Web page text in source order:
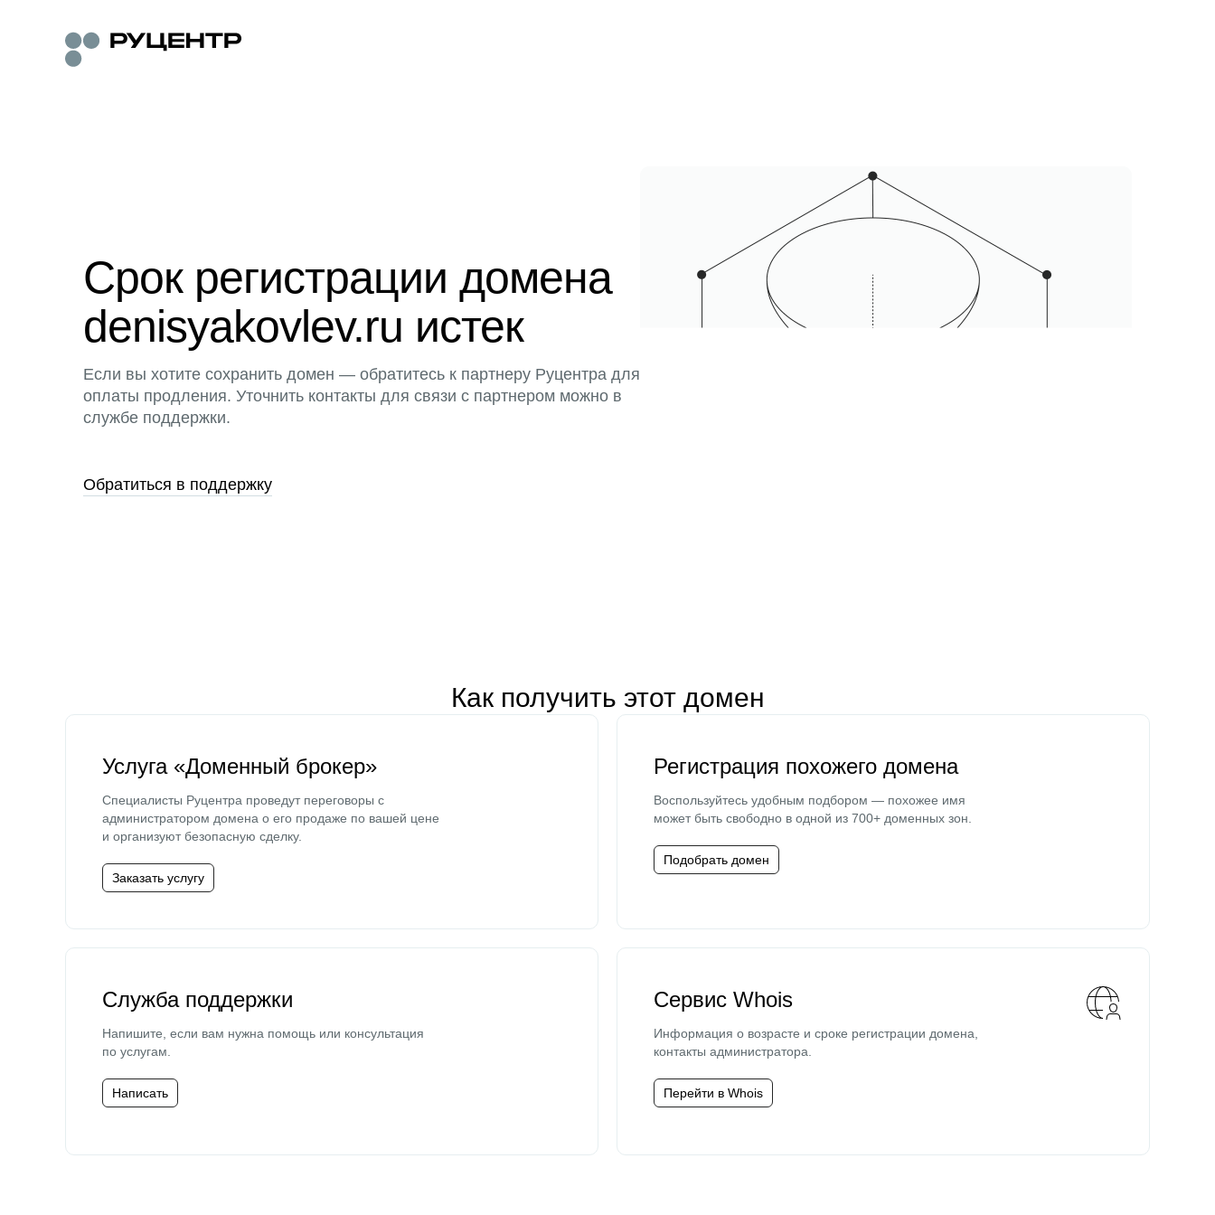
Срок регистрации домена
denisyakovlev.ru истек
Если вы хотите сохранить домен — обратитесь к партнеру Руцентра для
оплаты продления. Уточнить контакты для связи с партнером можно в
службе поддержки.
Обратиться в поддержку
Как получить этот домен
Услуга «Доменный брокер»
Специалисты Руцентра проведут переговоры с
администратором домена о его продаже по вашей цене
и организуют безопасную сделку.
Заказать услугу
Регистрация похожего домена
Воспользуйтесь удобным подбором — похожее имя
может быть свободно в одной из 700+ доменных зон.
Подобрать домен
Служба поддержки
Напишите, если вам нужна помощь или консультация
по услугам.
Написать
Сервис Whois
Информация о возрасте и сроке регистрации домена,
контакты администратора.
Перейти в Whois